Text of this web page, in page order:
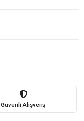
Güvenli Alışveriş